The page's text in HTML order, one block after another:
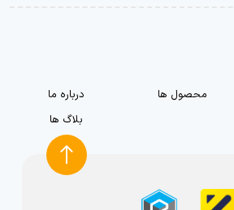
محصول ها
درباره ما
بلاگ ها